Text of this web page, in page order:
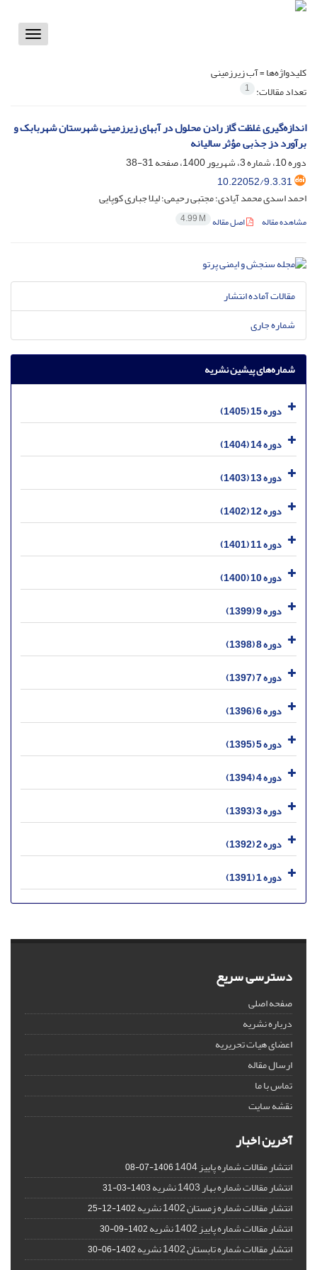
Toggle
کلیدواژه‌ها =آب زیرزمینی
تعداد مقالات: 1
اندازه‌‎گیری غلظت گاز رادن محلول در آب‎های زیرزمینی شهرستان شهربابک و
برآورد دز جذبی مؤثر سالیانه
دوره 10، شماره 3، شهریور 1400، صفحه
31-38
10.22052/9.3.31
احمد اسدی محمد آیادی؛ مجتبی رحیمی؛ لیلا جباری کوپایی
مشاهده مقاله اصل مقاله 4.99 M
مقالات آماده انتشار
شماره جاری
شماره‌های پیشین نشریه
دوره 15 (1405)
دوره 14 (1404)
دوره 13 (1403)
دوره 12 (1402)
دوره 11 (1401)
دوره 10 (1400)
دوره 9 (1399)
دوره 8 (1398)
دوره 7 (1397)
دوره 6 (1396)
دوره 5 (1395)
دوره 4 (1394)
دوره 3 (1393)
دوره 2 (1392)
دوره 1 (1391)
دسترسی سریع
صفحه اصلی
درباره نشریه
اعضای هیات تحریریه
ارسال مقاله
تماس با ما
نقشه سایت
آخرین اخبار
انتشار مقالات شماره پاییز 1404 1406-07-08
انتشار مقالات شماره بهار 1403 نشریه 1403-03-31
انتشار مقالات شماره زمستان 1402 نشریه 1402-12-25
انتشار مقالات شماره پاییز 1402 نشریه 1402-09-30
انتشار مقالات شماره تابستان 1402 نشریه 1402-06-30